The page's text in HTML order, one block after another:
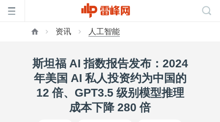
页
资讯 人工智能
斯坦福 AI 指数报告发布：2024
年美国 AI 私人投资约为中国的
12 倍、GPT3.5 级别模型推理
成本下降 280 倍